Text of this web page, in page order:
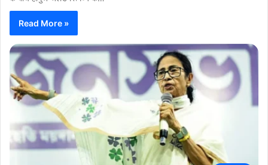
Read More »